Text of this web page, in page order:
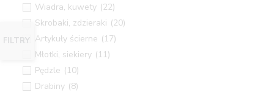
FILTRY
Wiadra, kuwety (22)
Skrobaki, zdzieraki (20)
Artykuły ścierne (17)
Młotki, siekiery (11)
Pędzle (10)
Drabiny (8)